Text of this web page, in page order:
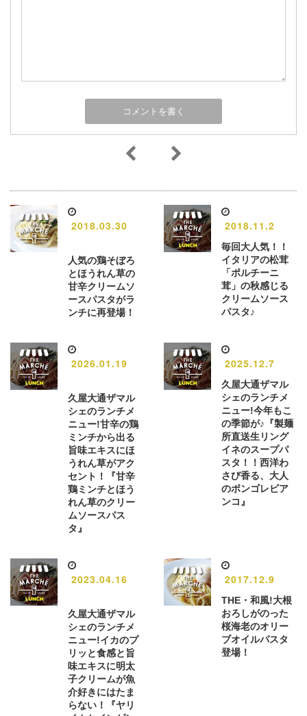
2018.03.30
人気の鶏そぼろ
とほうれん草の
甘辛クリームソ
ースパスタがラ
ンチに再登場！
2018.11.2
毎回大人気！！
イタリアの松茸
「ポルチーニ
茸」の秋感じる
クリームソース
パスタ♪
2026.01.19
久屋大通ザマル
シェのランチメ
ニュー!甘辛の鶏
ミンチから出る
旨味エキスにほ
うれん草がアク
セント！『甘辛
鶏ミンチとほう
れん草のクリー
ムソースパス
タ』
2025.12.7
久屋大通ザマル
シェのランチメ
ニュー!今年もこ
の季節が♪『製麺
所直送生リング
イネのスープパ
スタ！！西洋わ
さび香る、大人
のボンゴレビア
ンコ』
2023.04.16
久屋大通ザマル
シェのランチメ
ニュー!イカのプ
リッと食感と旨
味エキスに明太
子クリームが魚
介好きにはたま
らない！『ヤリ
2017.12.9
THE・和風!大根
おろしがのった
桜海老のオリー
ブオイルパスタ
登場！